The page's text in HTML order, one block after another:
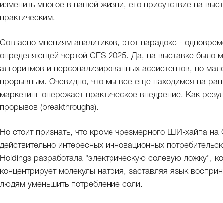
изменить многое в нашей жизни, его присутствие на
практическим.
Согласно мнениям аналитиков, этот парадокс -
определяющей чертой CES 2025. Да, на выставке было
алгоритмов и персонализированных ассистентов, но
прорывным. Очевидно, что мы все еще находимся на
маркетинг опережает практическое внедрение. Как
прорывов (breakthroughs).
Но стоит признать, что кроме чрезмерного ШИ-хайпа
действительно интересных инновационных
Holdings разработала "электрическую солевую ложку",
концентрирует молекулы натрия, заставляя язык
людям уменьшить потребление соли.